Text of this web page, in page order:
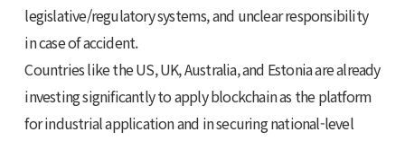
legislative/regulatory systems, and unclear responsibility
in case of accident.
Countries like the US, UK, Australia, and Estonia are already
investing significantly to apply blockchain as the platform
for industrial application and in securing national-level